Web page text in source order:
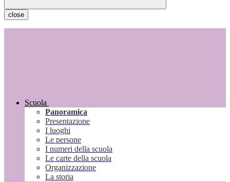
close
Scuola
Panoramica
Presentazione
I luoghi
Le persone
I numeri della scuola
Le carte della scuola
Organizzazione
La storia